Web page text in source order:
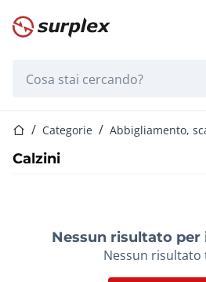
Home
Home Categorie Abbigliamento,
Calzini
Nessun risultato
Nessun risultato